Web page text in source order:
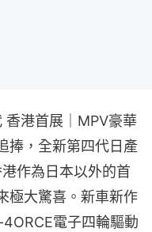
香港首展｜MPV豪華
捧，全新第四代日產
作為日本以外的首
極大驚喜。新車新作
電子四輪驅動